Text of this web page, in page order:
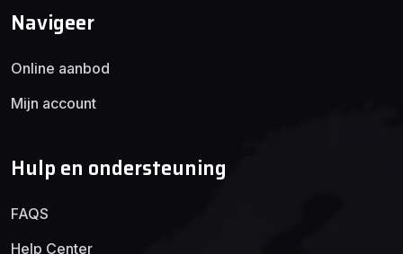
Navigeer
Online aanbod
Mijn account
Hulp en ondersteuning
FAQS
Help Center